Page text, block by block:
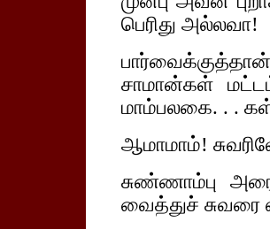
பெரிது அல்லவா!
சாமான்கள்
மாம்பலகை. . .
ஆமாமாம்!
சுண்ணாம்பு
வைத்துச் சுவரை